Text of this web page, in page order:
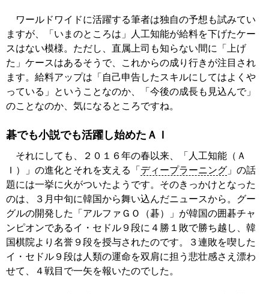
ワールドワイドに活躍する筆者は独自の予想も試みてい
ますが、「いまのところは」人工知能が給料を下げたケー
スはない模様。ただし、直属上司も知らない間に「上げ
た」ケースはあるそうで、これからの成り行きが注目され
ます。給料アップは「自己申告したスキルにしてはよくや
っている」ということなのか、「今後の成長も見込んで」
のことなのか、気になるところですね。
碁でも小説でも活躍し始めたＡＩ
それにしても、２０１６年の春以来、「人工知能（Ａ
Ｉ）」の進化とそれを支える「 ディープラーニング 」の話
題には一挙に火がついたようです。そのきっかけとなった
のは、３月中旬に韓国から舞い込んだニュースから。グー
グルの開発した「アルファＧＯ（碁）」が韓国の囲碁チャ
ンピオンであるイ・セドル９段に４勝１敗で勝ち越し、韓
国棋院より名誉９段を授与されたのです。３連敗を喫した
イ・セドル９段は人類の運命を双肩に担う悲壮感さえ漂わ
せて、４戦目で一矢を報いたのでした。